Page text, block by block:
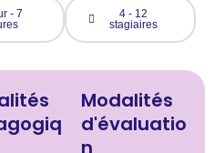
- 7
4 - 12
stagiaires
Modalités
d'évaluatio
n